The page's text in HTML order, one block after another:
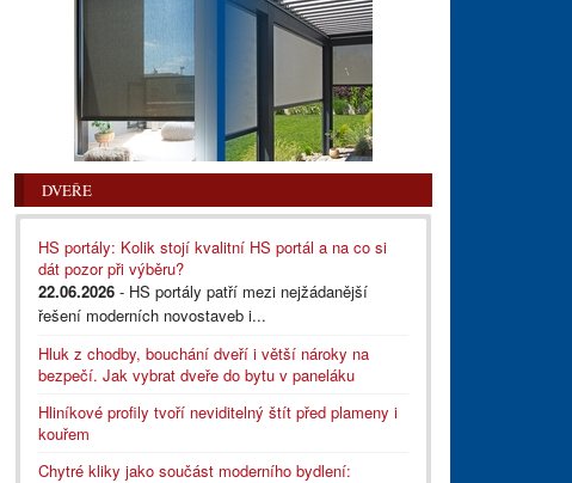
DVEŘE
HS portály: Kolik stojí kvalitní HS portál a na co si
dát pozor při výběru?
22.06.2026 - HS portály patří mezi nejžádanější
řešení moderních novostaveb i...
Hluk z chodby, bouchání dveří i větší nároky na
bezpečí. Jak vybrat dveře do bytu v paneláku
Hliníkové profily tvoří neviditelný štít před plameny i
kouřem
Chytré kliky jako součást moderního bydlení: